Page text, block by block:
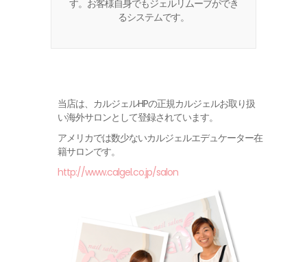
す。お客様自身でもジェルリムーブができ
るシステムです。
当店は、カルジェルHPの正規カルジェルお取り扱
い海外サロンとして登録されています。
アメリカでは数少ないカルジェルエデュケーター在
籍サロンです。
http://www.calgel.co.jp/salon